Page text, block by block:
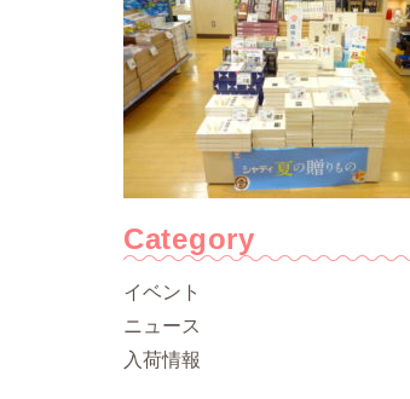
Category
イベント
ニュース
入荷情報